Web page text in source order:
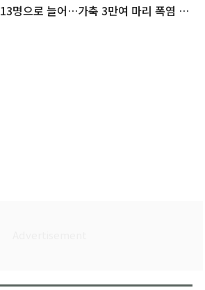
명으로 늘어…가축 3만여 마리 폭염 폐